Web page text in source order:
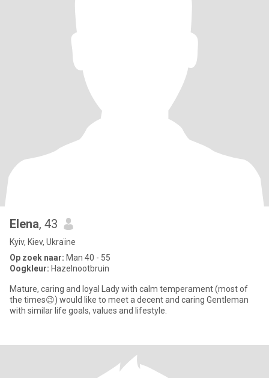
Elena, 43
Kyiv, Kiev, Ukraïne
Op zoek naar: Man 40 - 55
Oogkleur: Hazelnootbruin
Mature, caring and loyal Lady with calm temperament (most of
the times😉) would like to meet a decent and caring Gentleman
with similar life goals, values and lifestyle.